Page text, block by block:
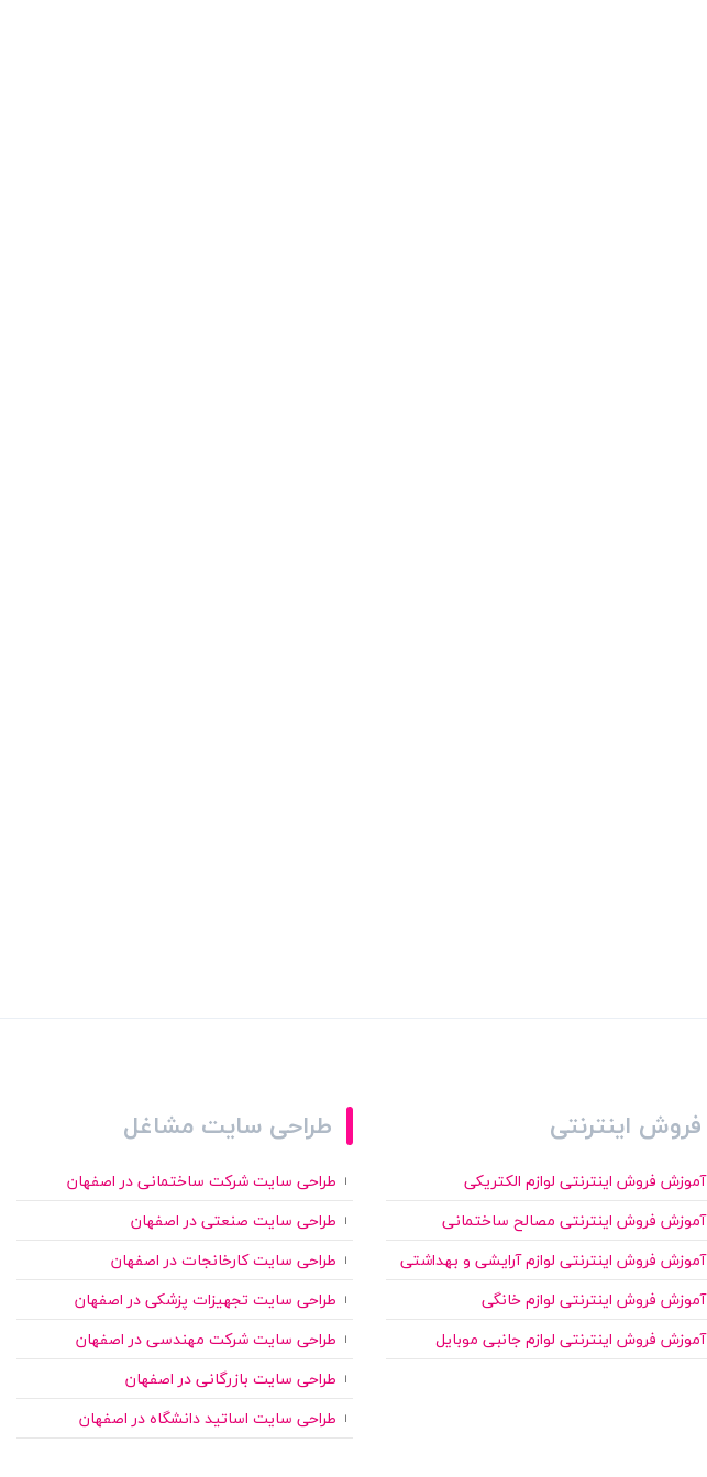
فروش اینترنتی
آموزش فروش اینترنتی لوازم الکتریکی
آموزش فروش اینترنتی مصالح ساختمانی
آموزش فروش اینترنتی لوازم آرایشی و بهداشتی
آموزش فروش اینترنتی لوازم خانگی
آموزش فروش اینترنتی لوازم جانبی موبایل
طراحی سایت مشاغل
طراحی سایت شرکت ساختمانی در اصفهان
طراحی سایت صنعتی در اصفهان
طراحی سایت کارخانجات در اصفهان
طراحی سایت تجهیزات پزشکی در اصفهان
طراحی سایت شرکت مهندسی در اصفهان
طراحی سایت بازرگانی در اصفهان
طراحی سایت اساتید دانشگاه در اصفهان